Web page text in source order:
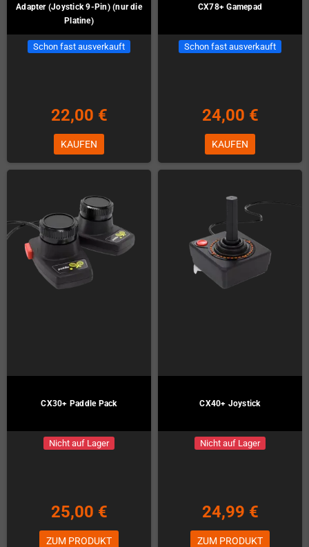
Adapter (Joystick 9-Pin) (nur die
Platine)
Schon fast ausverkauft
22,00 €
KAUFEN
CX78+ Gamepad
Schon fast ausverkauft
24,00 €
KAUFEN
CX30+ Paddle Pack
Nicht auf Lager
25,00 €
ZUM PRODUKT
CX40+ Joystick
Nicht auf Lager
24,99 €
ZUM PRODUKT